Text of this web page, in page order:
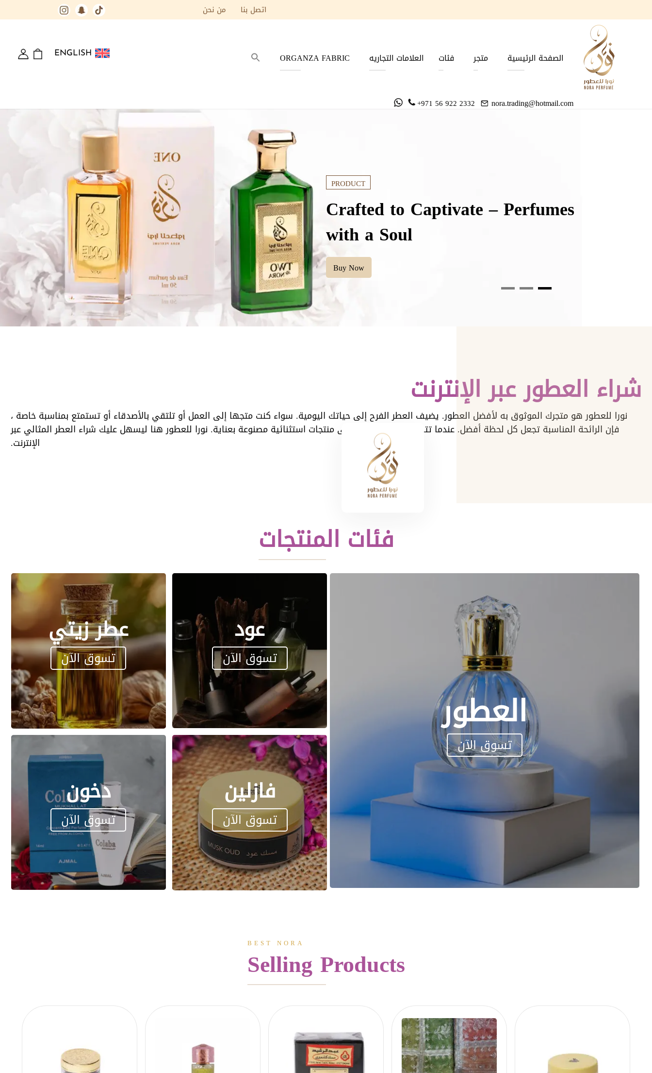
من نحن اتصل بنا
الصفحة الرئيسية متجر فئات العلامات التجاريه ORGANZA FABRIC
+971 56 922 2332 nora.trading@hotmail.com
ENGLISH
PRODUCT
Unforgettable Scents, Timeless
Elegance
Buy Now
شراء العطور عبر الإنترنت
نورا للعطور هو متجرك الموثوق به لأفضل العطور. يضيف العطر الفرح إلى حياتك اليومية. سواء كنت متجها إلى العمل أو تلتقي بالأصدقاء أو تستمتع بمناسبة خاصة ،
فإن الرائحة المناسبة تجعل كل لحظة أفضل. عندما تتسوق معنا ، تحصل على منتجات استثنائية مصنوعة بعناية. نورا للعطور هنا ليسهل عليك شراء العطر المثالي عبر
الإنترنت.
فئات المنتجات
العطور
تسوق الآن
عطر زيتي
تسوق الآن
عود
تسوق الآن
دخون
تسوق الآن
فازلين
تسوق الآن
BEST NORA
Selling Products